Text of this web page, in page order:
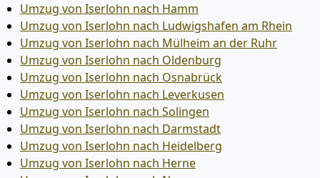
Umzug von Iserlohn nach Hamm
Umzug von Iserlohn nach Ludwigshafen am Rhein
Umzug von Iserlohn nach Mülheim an der Ruhr
Umzug von Iserlohn nach Oldenburg
Umzug von Iserlohn nach Osnabrück
Umzug von Iserlohn nach Leverkusen
Umzug von Iserlohn nach Solingen
Umzug von Iserlohn nach Darmstadt
Umzug von Iserlohn nach Heidelberg
Umzug von Iserlohn nach Herne